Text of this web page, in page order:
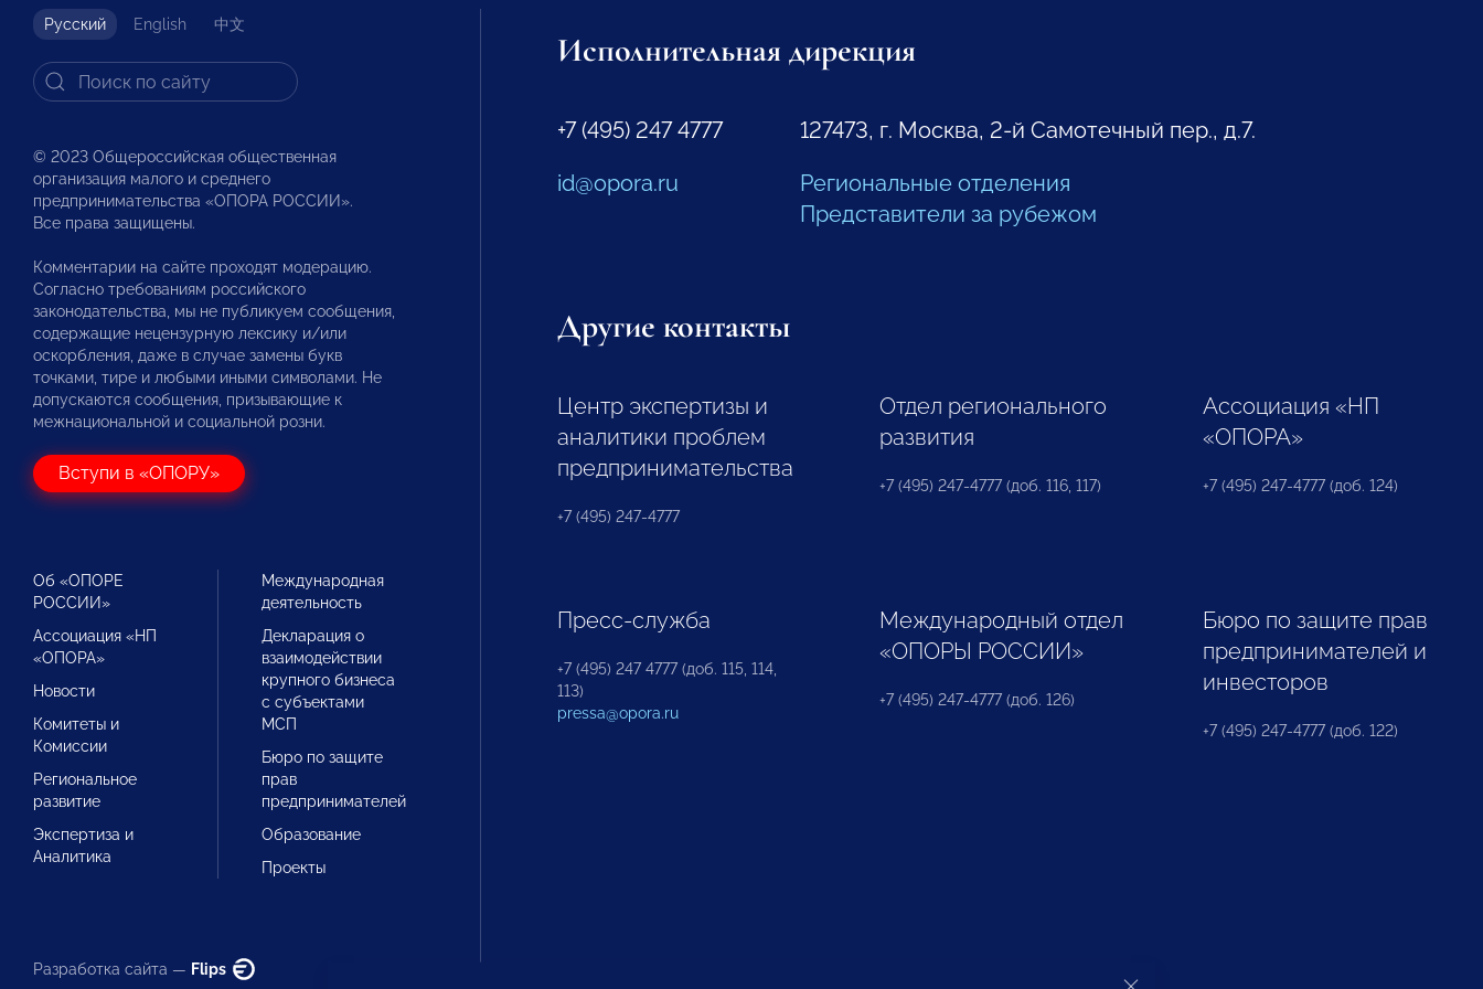
Русский English 中文
© 2023 Общероссийская общественная
организация малого и среднего
предпринимательства «ОПОРА РОССИИ».
Все права защищены.
Комментарии на сайте проходят модерацию.
Согласно требованиям российского
законодательства, мы не публикуем сообщения,
содержащие нецензурную лексику и/или
оскорбления, даже в случае замены букв
точками, тире и любыми иными символами. Не
допускаются сообщения, призывающие к
межнациональной и социальной розни.
Вступи в «ОПОРУ»
Об «ОПОРЕ
РОССИИ»
Ассоциация «НП
«ОПОРА»
Новости
Комитеты и
Комиссии
Региональное
развитие
Экспертиза и
Аналитика
Международная
деятельность
Декларация о
взаимодействии
крупного бизнеса
с субъектами
МСП
Бюро по защите
прав
предпринимателей
Образование
Проекты
Разработка сайта — Flips
Исполнительная дирекция
+7 (495) 247 4777
id@opora.ru
127473, г. Москва, 2-й Самотечный пер., д.7.
Региональные отделения
Представители за рубежом
Другие контакты
Центр экспертизы и
аналитики проблем
предпринимательства
+7 (495) 247-4777
Отдел регионального
развития
+7 (495) 247-4777 (доб. 116, 117)
Ассоциация «НП
«ОПОРА»
+7 (495) 247-4777 (доб. 124)
Пресс-служба
+7 (495) 247 4777 (доб. 115, 114,
113)
pressa@opora.ru
Международный отдел
«ОПОРЫ РОССИИ»
+7 (495) 247-4777 (доб. 126)
Бюро по защите прав
предпринимателей и
инвесторов
+7 (495) 247-4777 (доб. 122)